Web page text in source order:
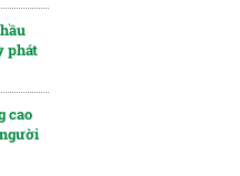
phát
cao